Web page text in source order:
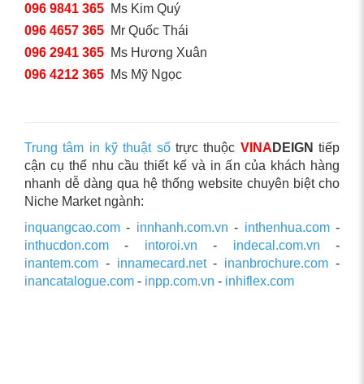
096 9841 365 Ms Kim Quý
096 4657 365 Mr Quốc Thái
096 2941 365 Ms Hương Xuân
096 4212 365 Ms Mỹ Ngọc
Trung tâm in kỹ thuật sốtrực thuộc VINA DEIGN tiếp
cận cụ thể nhu cầu thiết kế và in ấn của khách hàng
nhanh dễ dàng qua hệ thống website chuyên biệt cho
Niche Market ngành:
inquangcao.com - innhanh.com.vn - inthenhua.com-
inthucdon.com - intoroi.vn - indecal.com.vn -
inantem.com - innamecard.net- inanbrochure.com -
inancatalogue.com - inpp.com.vn - inhiflex.com